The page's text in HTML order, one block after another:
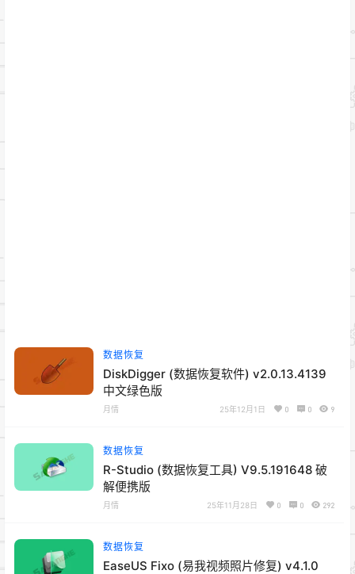
数据恢复
DiskDigger (数据恢复软件) v2.0.13.4139
中文绿色版
月情 25年12月1日 0 0 9
数据恢复
R-Studio (数据恢复工具) V9.5.191648 破
解便携版
月情 25年11月28日 0 0 292
数据恢复
EaseUS Fixo (易我视频照片修复) v4.1.0